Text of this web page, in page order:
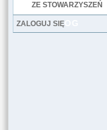
ZE STOWARZYSZEŃ
LOG
ZALOGUJ SIĘ